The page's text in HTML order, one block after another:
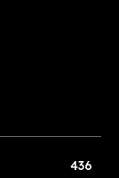
436